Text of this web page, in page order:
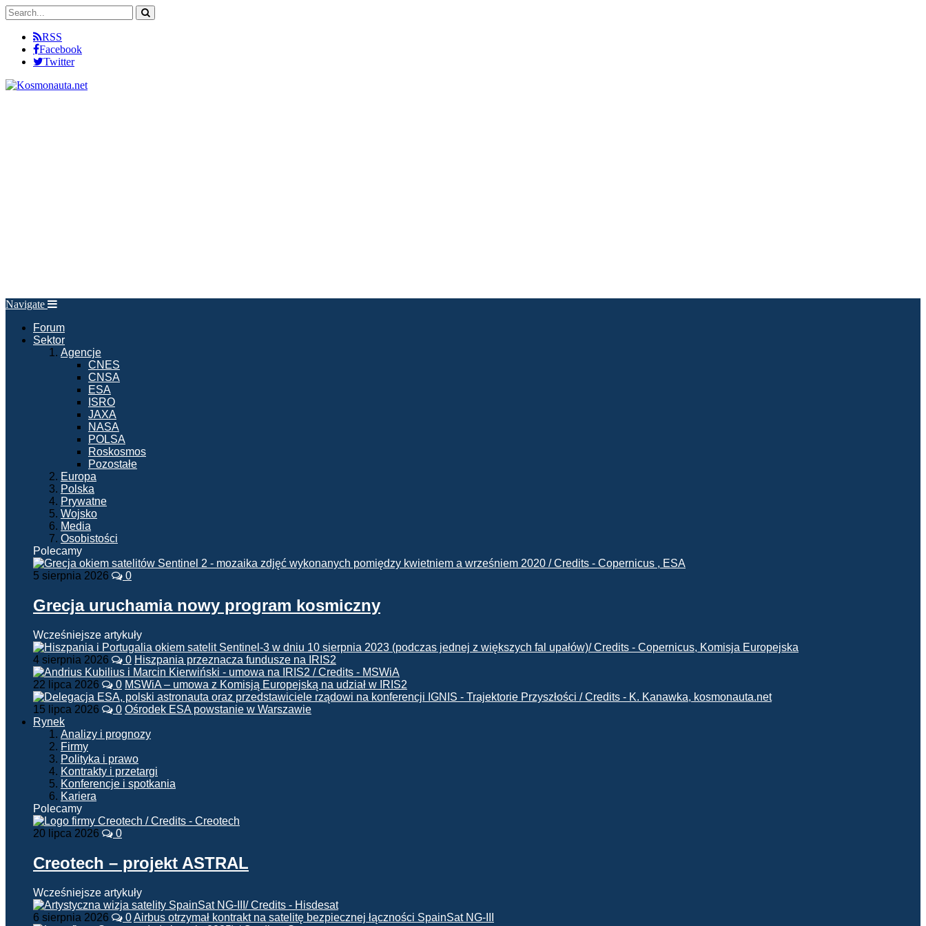
RSS
Facebook
Twitter
Navigate
Forum
Sektor
Agencje
CNES
CNSA
ESA
ISRO
JAXA
NASA
POLSA
Roskosmos
Pozostałe
Europa
Polska
Prywatne
Wojsko
Media
Osobistości
Polecamy
5 sierpnia 2026 0
Grecja uruchamia nowy program kosmiczny
Wcześniejsze artykuły
4 sierpnia 2026 0 Hiszpania przeznacza fundusze na IRIS2
22 lipca 2026 0 MSWiA – umowa z Komisją Europejską na udział w IRIS2
15 lipca 2026 0 Ośrodek ESA powstanie w Warszawie
Rynek
Analizy i prognozy
Firmy
Polityka i prawo
Kontrakty i przetargi
Konferencje i spotkania
Kariera
Polecamy
20 lipca 2026 0
Creotech – projekt ASTRAL
Wcześniejsze artykuły
6 sierpnia 2026 0Airbus otrzymał kontrakt na satelitę bezpiecznej łączności SpainSat NG-III